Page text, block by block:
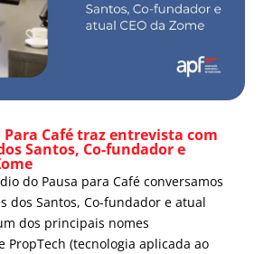
Para Café traz entrevista com
Santos, Co-fundador e
do Pausa para Café conversamos
dos Santos, Co-fundador e atual
dos principais nomes
PropTech (tecnologia aplicada ao